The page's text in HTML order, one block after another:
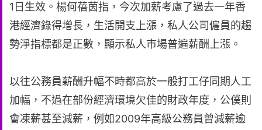
1日生效。楊何蓓茵指，今次加薪考慮了過去一年香
港經濟錄得增長，生活開支上漲，私人公司僱員的趨
勢淨指標都是正數，顯示私人市場普遍薪酬上漲。
以往公務員薪酬升幅不時都高於一般打工仔同期人工
加幅，不過在部份經濟環境欠佳的財政年度，公僕則
會凍薪甚至減薪，例如2009年高級公務員曾減薪逾